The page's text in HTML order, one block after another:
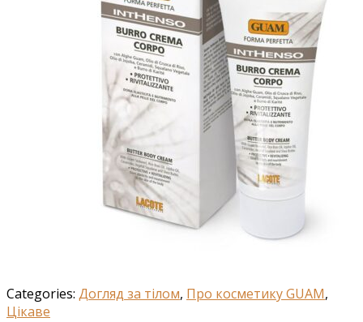
Categories: Догляд за тілом, Про косметику GUAM,
Цікаве